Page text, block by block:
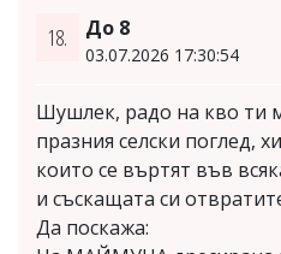
18. До 8
03.07.2026 17:30:54
Шушлек, радо на кво ти
празния селски поглед,
които се въртят във
и съскащата си
Да поскажа: